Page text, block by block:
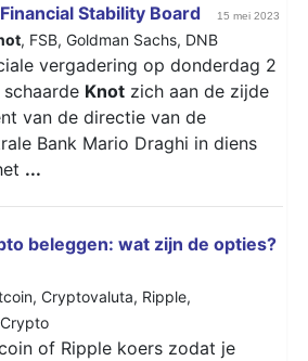
Stability Board 15 mei 2023
, FSB, Goldman Sachs, DNB
vergadering op donderdag 2
Knot zich aan de zijde
van de directie van de
Bank Mario Draghi in diens
...
beleggen: wat zijn de opties?
, Cryptovaluta, Ripple,
Crypto
of Ripple koers zodat je